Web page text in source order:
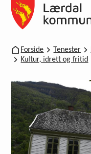
Du er her:
Forside Tenester
Kultur, idrett og fritid